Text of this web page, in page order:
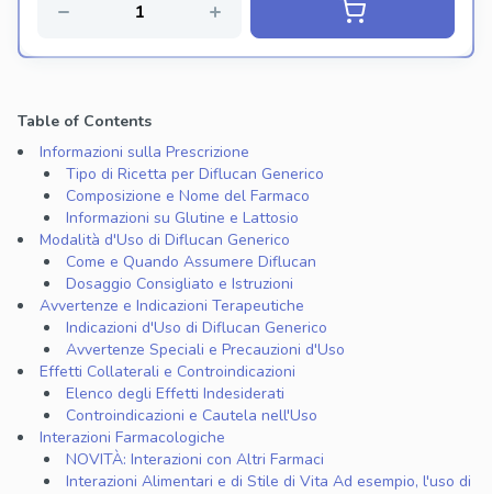
Table of Contents
Informazioni sulla Prescrizione
Tipo di Ricetta per Diflucan Generico
Composizione e Nome del Farmaco
Informazioni su Glutine e Lattosio
Modalità d'Uso di Diflucan Generico
Come e Quando Assumere Diflucan
Dosaggio Consigliato e Istruzioni
Avvertenze e Indicazioni Terapeutiche
Indicazioni d'Uso di Diflucan Generico
Avvertenze Speciali e Precauzioni d'Uso
Effetti Collaterali e Controindicazioni
Elenco degli Effetti Indesiderati
Controindicazioni e Cautela nell'Uso
Interazioni Farmacologiche
NOVITÀ: Interazioni con Altri Farmaci
Interazioni Alimentari e di Stile di Vita Ad esempio, l'uso di